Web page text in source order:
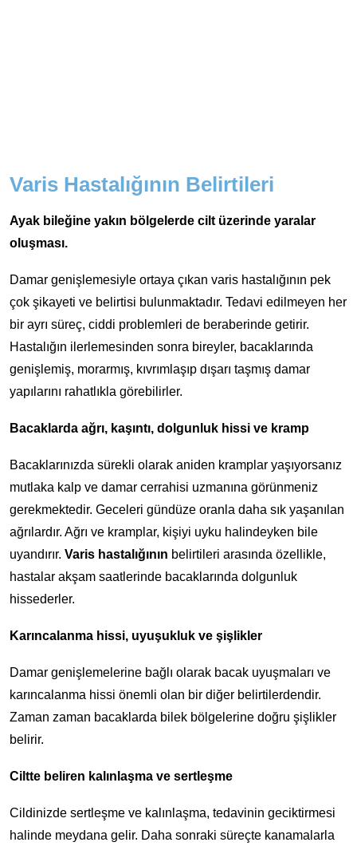
Varis Hastalığının Belirtileri
Ayak bileğine yakın bölgelerde cilt üzerinde yaralar
oluşması.
Damar genişlemesiyle ortaya çıkan varis hastalığının pek
çok şikayeti ve belirtisi bulunmaktadır. Tedavi edilmeyen her
bir ayrı süreç, ciddi problemleri de beraberinde getirir.
Hastalığın ilerlemesinden sonra bireyler, bacaklarında
genişlemiş, morarmış, kıvrımlaşıp dışarı taşmış damar
yapılarını rahatlıkla görebilirler.
Bacaklarda ağrı, kaşıntı, dolgunluk hissi ve kramp
Bacaklarınızda sürekli olarak aniden kramplar yaşıyorsanız
mutlaka kalp ve damar cerrahisi uzmanına görünmeniz
gerekmektedir. Geceleri gündüze oranla daha sık yaşanılan
ağrılardır. Ağrı ve kramplar, kişiyi uyku halindeyken bile
uyandırır. Varis hastalığının belirtileri arasında özellikle,
hastalar akşam saatlerinde bacaklarında dolgunluk
hissederler.
Karıncalanma hissi, uyuşukluk ve şişlikler
Damar genişlemelerine bağlı olarak bacak uyuşmaları ve
karıncalanma hissi önemli olan bir diğer belirtilerdendir.
Zaman zaman bacaklarda bilek bölgelerine doğru şişlikler
belirir.
Ciltte beliren kalınlaşma ve sertleşme
Cildinizde sertleşme ve kalınlaşma, tedavinin geciktirmesi
halinde meydana gelir. Daha sonraki süreçte kanamalarla